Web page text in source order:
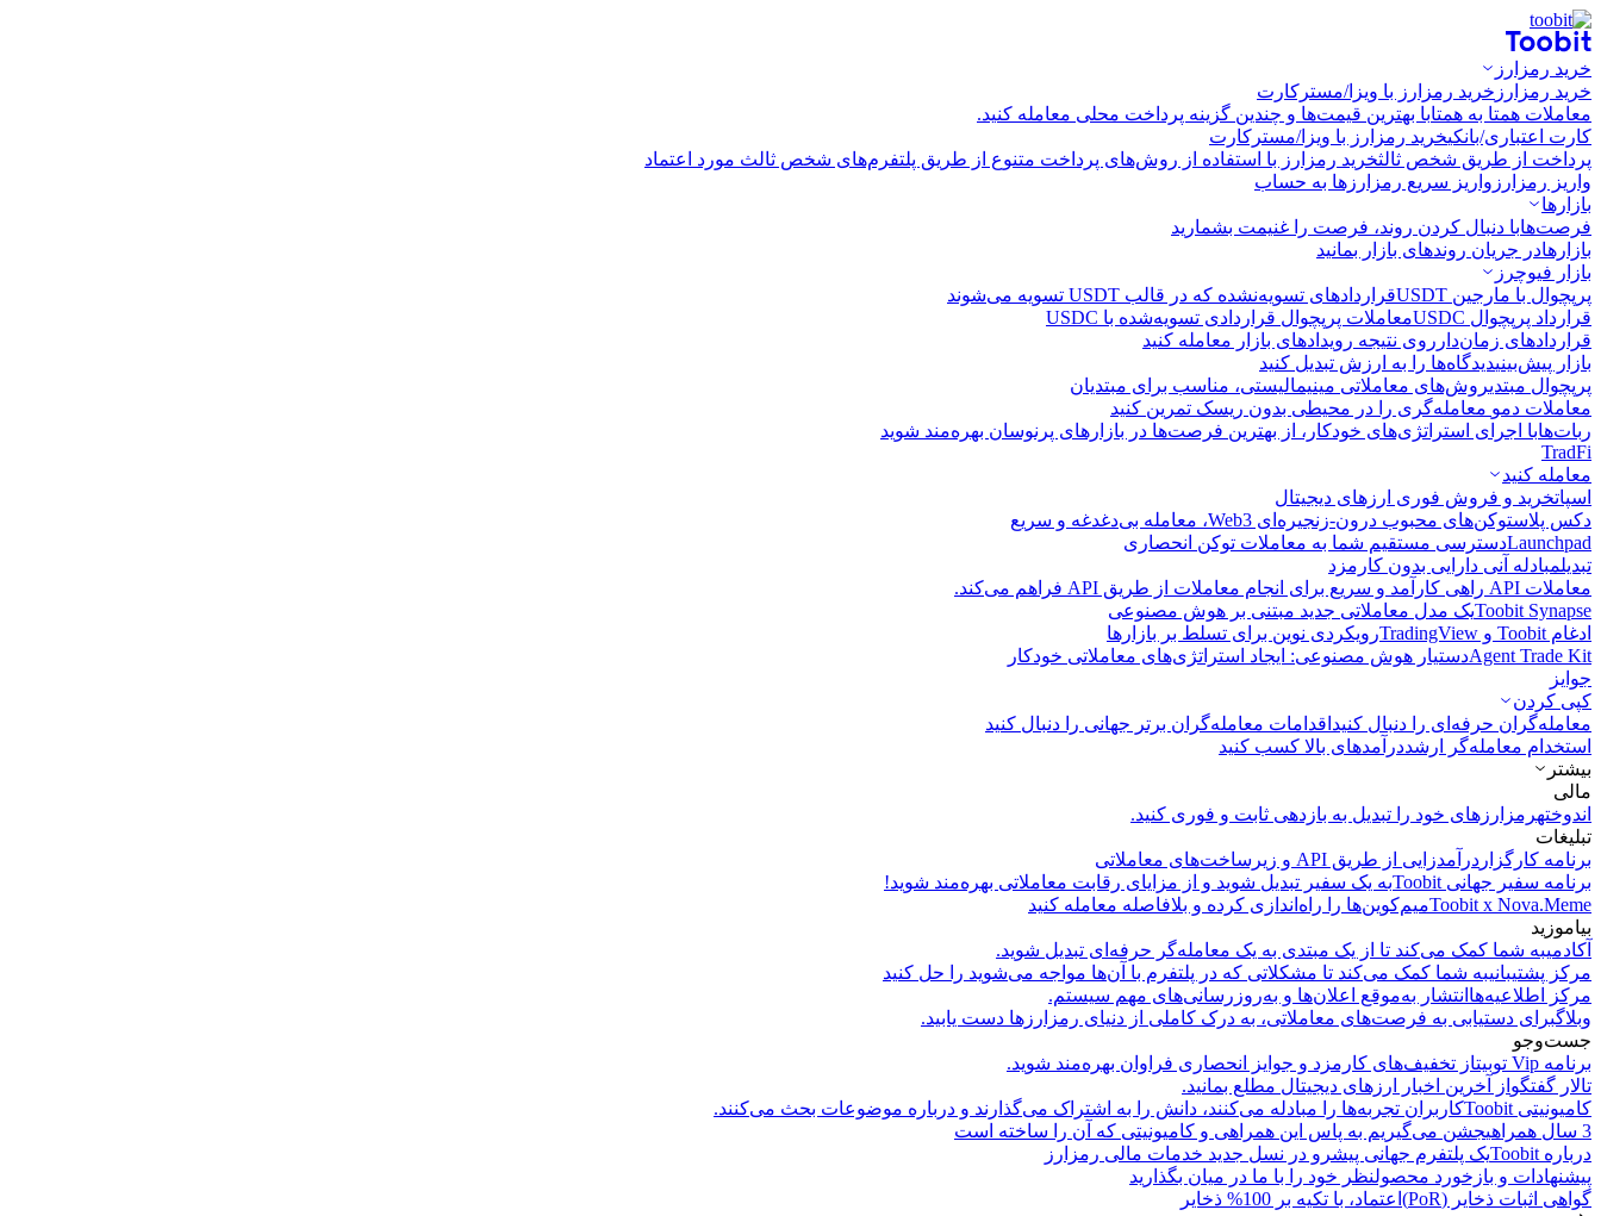
خرید رمزارز
خرید رمزارز خرید رمزارز با ویزا/مسترکارت
معاملات همتا به همتابا بهترین قیمت‌ها و چندین گزینه پرداخت محلی معامله کنید.
کارت اعتباری/بانکیخرید رمزارز با ویزا/مسترکارت
پرداخت از طریق شخص ثالثخرید رمزارز با استفاده از روش‌های پرداخت متنوع از طریق پلتفرم‌های شخص ثالث مورد اعتماد
واریز رمزارز واریز سریع رمزارزها به حساب
بازارها
فرصت‌هابا دنبال کردن روند، فرصت را غنیمت بشمارید
بازارهادر جریان روندهای بازار بمانید
بازار فیوچرز
پرپچوال با مارجین USDT
قراردادهای تسویه‌نشده که در قالب USDT تسویه می‌شوند
قرارداد پرپچوال USDC
معاملات پرپچوال قراردادی تسویه‌شده با USDC
قراردادهای زمان‌دار روی نتیجه رویدادهای بازار معامله کنید
بازار پیش‌بینیدیدگاه‌ها را به ارزش تبدیل کنید
پرپچوال مبتدیروش‌های معاملاتی مینیمالیستی، مناسب برای مبتدیان
معاملات دمو معامله‌گری را در محیطی بدون ریسک تمرین کنید
ربات‌هابا اجرای استراتژی‌های خودکار، از بهترین فرصت‌ها در بازارهای پرنوسان بهره‌مند شوید
TradFi
معامله کنید
اسپاتخرید و فروش فوری ارزهای دیجیتال
دکس پلاستوکن‌های محبوب درون-زنجیره‌ای Web3، معامله بی‌دغدغه و سریع
Launchpadدسترسی مستقیم شما به معاملات توکن انحصاری
تبدیلمبادله آنی دارایی بدون کارمزد
معاملات API
راهی کارآمد و سریع برای انجام معاملات از طریق API فراهم می‌کند.
Toobit Synapseیک مدل معاملاتی جدید مبتنی بر هوش مصنوعی
ادغام Toobit و TradingView
رویکردی نوین برای تسلط بر بازارها
Agent Trade Kitدستیار هوش مصنوعی: ایجاد استراتژی‌های معاملاتی خودکار
جوایز
کپی‌ کردن
معامله‌گران حرفه‌ای را دنبال کنید اقدامات معامله‌گران برتر جهانی را دنبال کنید
استخدام معامله‌گر ارشددرآمد‌های بالا کسب کنید
بیشتر
مالی
اندوختهرمزارزهای خود را تبدیل به بازدهی ثابت و فوری کنید.
تبلیغات
برنامه کارگزار درآمدزایی از طریق API و زیرساخت‌های معاملاتی
برنامه سفیر جهانی Toobit
به یک سفیر تبدیل شوید و از مزایای رقابت معاملاتی بهره‌مند شوید!
Toobit x Nova.Memeمیم‌کوین‌ها را راه‌اندازی کرده و بلافاصله معامله کنید
بیاموزید
آکادمیبه شما کمک می‌کند تا از یک مبتدی به یک معامله‌گر حرفه‌ای تبدیل شوید.
مرکز پشتیبانیبه شما کمک می‌کند تا مشکلاتی که در پلتفرم با آن‌ها مواجه می‌شوید را حل کنید
مرکز اطلاعیه‌ها انتشار به‌موقع اعلان‌ها و به‌روزرسانی‌های مهم سیستم.
وبلاگبرای دستیابی به فرصت‌های معاملاتی، به درک کاملی از دنیای رمزارزها دست یابید.
جست‌وجو
برنامه Vip توبیت
از تخفیف‌های کارمزد و جوایز انحصاری فراوان بهره‌مند شوید.
تالار گفتگو از آخرین اخبار ارزهای دیجیتال مطلع بمانید.
کامیونیتی Toobit
کاربران تجربه‌ها را مبادله می‌کنند، دانش را به اشتراک می‌گذارند و درباره موضوعات بحث می‌کنند.
3 سال همراهی
جشن می‌گیریم به پاس این همراهی و کامیونیتی که آن را ساخته است
درباره Toobit
یک پلتفرم جهانی پیشرو در نسل جدید خدمات مالی رمزارز
پیشنهادات و بازخورد محصولنظر خود را با ما در میان بگذارید
گواهی اثبات ذخایر (PoR)
اعتماد، با تکیه بر 100% ذخایر